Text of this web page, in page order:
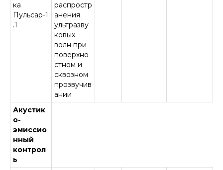
ка
Пульсар-1
.1
распростр
анения
ультразву
ковых
волн при
поверхно
стном и
сквозном
прозвучив
ании
Акустик
о-
эмиссио
нный
контрол
ь